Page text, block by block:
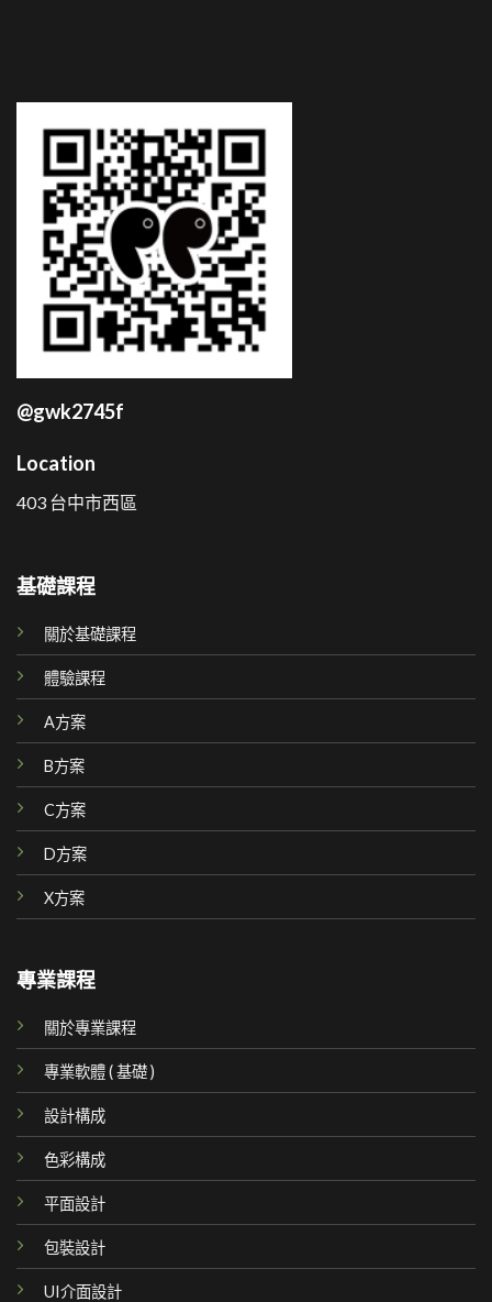
@gwk2745f
Location
403 台中市西區
基礎課程
關於基礎課程
體驗課程
A方案
B方案
C方案
D方案
X方案
專業課程
關於專業課程
專業軟體 ( 基礎 )
設計構成
色彩構成
平面設計
包裝設計
UI介面設計